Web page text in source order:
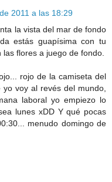
2011 a las 18:29
la vista del mar de fondo
estás guapísima con tu
flores a juego de fondo.
rojo de la camiseta del
voy al revés del mundo,
laboral yo empiezo lo
lunes xDD Y qué pocas
menudo domingo de